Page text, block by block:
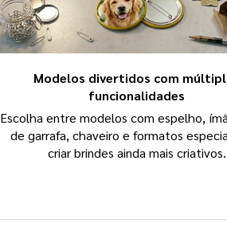
Modelos divertidos com
funcionalidades
Escolha entre modelos com espelho,
de garrafa, chaveiro e formatos
criar brindes ainda mais criativos.